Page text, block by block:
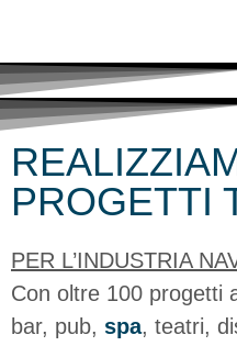
PROGETTI
PER L’INDUSTRIA
Con oltre 100 progetti
bar, pub, spa, teatri,